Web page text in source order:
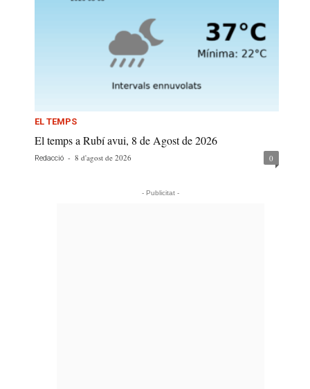
EL TEMPS
El temps a Rubí avui, 8 de Agost de 2026
Redacció - 8 d'agost de 2026 0
- Publicitat -